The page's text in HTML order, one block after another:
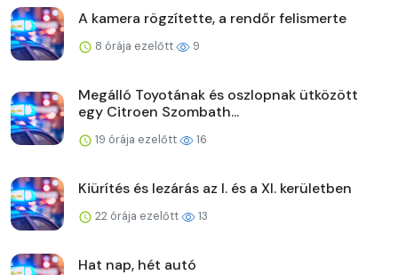
A kamera rögzítette, a rendőr felismerte
8 órája ezelőtt 9
Megálló Toyotának és oszlopnak ütközött
egy Citroen Szombath...
19 órája ezelőtt 16
Kiürítés és lezárás az I. és a XI. kerületben
22 órája ezelőtt 13
Hat nap, hét autó